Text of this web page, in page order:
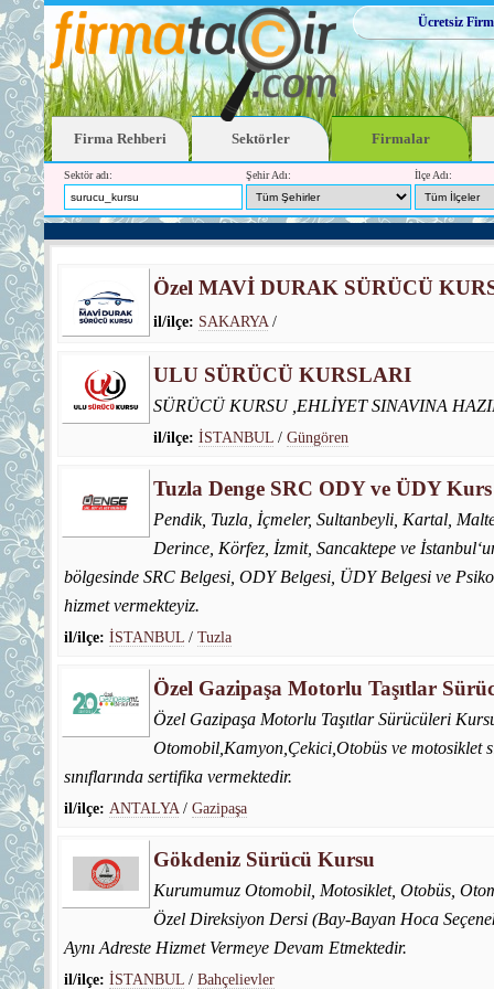
Ücretsiz
Firma Rehberi Sektörler Firmalar
Sektör adı: Şehir Adı: İlçe Adı:
Özel MAVİ DURAK SÜRÜCÜ
il/ilçe: SAKARYA /
ULU SÜRÜCÜ KURSLARI
SÜRÜCÜ KURSU ,EHLİYET SINAVINA
il/ilçe: İSTANBUL / Güngören
Tuzla Denge SRC ODY ve ÜDY
Pendik, Tuzla, İçmeler, Sultanbeyli, Kartal,
Derince, Körfez, İzmit, Sancaktepe ve
bölgesinde SRC Belgesi, ODY Belgesi, ÜDY Belgesi ve
hizmet vermekteyiz.
il/ilçe: İSTANBUL / Tuzla
Özel Gazipaşa Motorlu Taşıtlar
Özel Gazipaşa Motorlu Taşıtlar Sürücüleri
Otomobil,Kamyon,Çekici,Otobüs ve motosiklet
sınıflarında sertifika vermektedir.
il/ilçe: ANTALYA / Gazipaşa
Gökdeniz Sürücü Kursu
Kurumumuz Otomobil, Motosiklet, Otobüs,
Özel Direksiyon Dersi (Bay-Bayan Hoca
Aynı Adreste Hizmet Vermeye Devam Etmektedir.
il/ilçe: İSTANBUL / Bahçelievler